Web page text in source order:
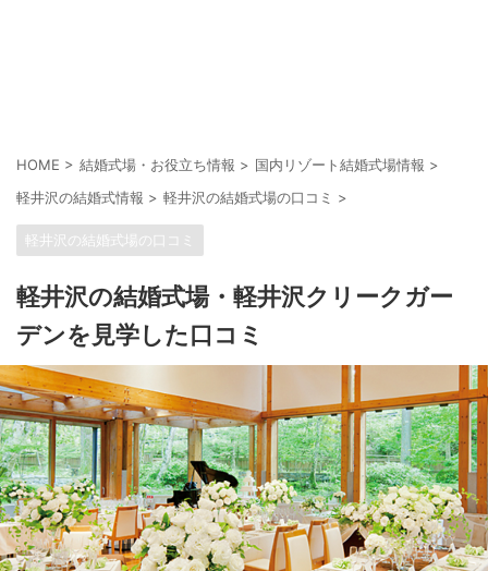
HOME > 結婚式場・お役立ち情報 > 国内リゾート結婚式場情報 >
軽井沢の結婚式情報 > 軽井沢の結婚式場の口コミ >
軽井沢の結婚式場の口コミ
軽井沢の結婚式場・軽井沢クリークガー
デンを見学した口コミ